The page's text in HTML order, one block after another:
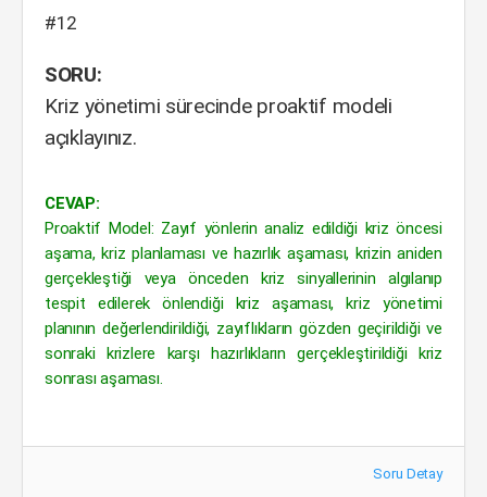
#12
SORU:
Kriz yönetimi sürecinde proaktif modeli
açıklayınız.
CEVAP:
Proaktif Model: Zayıf yönlerin analiz edildiği kriz öncesi
aşama, kriz planlaması ve hazırlık aşaması, krizin aniden
gerçekleştiği veya önceden kriz sinyallerinin algılanıp
tespit edilerek önlendiği kriz aşaması, kriz yönetimi
planının değerlendirildiği, zayıflıkların gözden geçirildiği ve
sonraki krizlere karşı hazırlıkların gerçekleştirildiği kriz
sonrası aşaması.
Soru Detay